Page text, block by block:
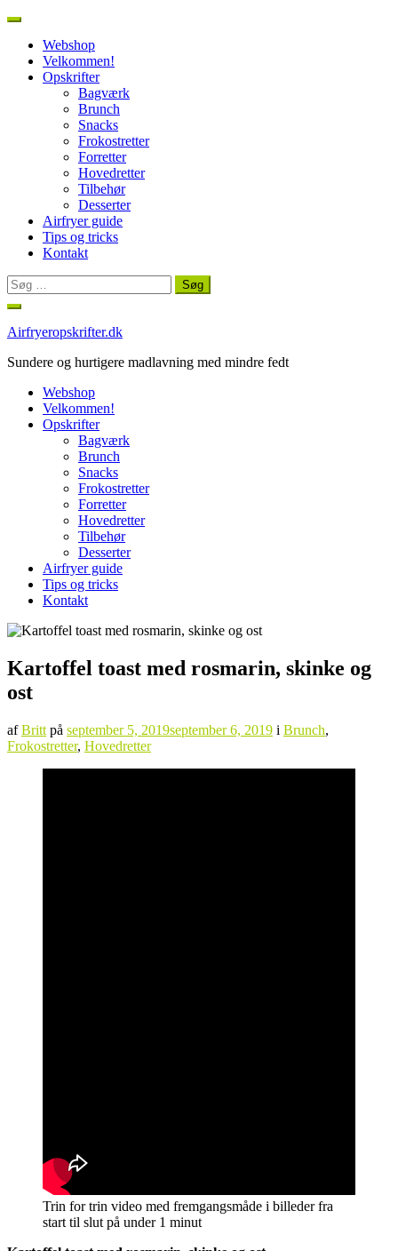
Webshop
Velkommen!
Opskrifter
Bagværk
Brunch
Snacks
Frokostretter
Forretter
Hovedretter
Tilbehør
Desserter
Airfryer guide
Tips og tricks
Kontakt
Søg
efter:
Spring
indhold
Airfryeropskrifter.dk
Sundere og hurtigere madlavning med mindre fedt
Webshop
Velkommen!
Opskrifter
Bagværk
Brunch
Snacks
Frokostretter
Forretter
Hovedretter
Tilbehør
Desserter
Airfryer guide
Tips og tricks
Kontakt
Kartoffel toast med rosmarin, skinke og
ost
afBritt på september 5, 2019september 6, 2019 i Brunch,
Frokostretter, Hovedretter
Trin for trin video med fremgangsmåde i billeder fra
start til slut på under 1 minut